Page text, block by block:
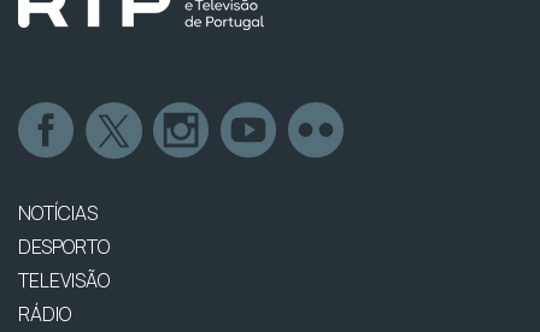
NOTÍCIAS
DESPORTO
TELEVISÃO
RÁDIO